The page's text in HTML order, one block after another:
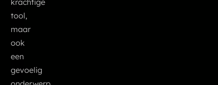
krachtige
tool,
maar
ook
een
gevoelig